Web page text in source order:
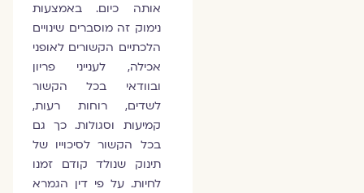
אותה כיום. באמצעות
נימוק זה מוסברים שינויים
הלכתיים הקשורים לאופני
אכילה, לענייני פריון
ובוודאי בכל הקשור
לשדים, רוחות רעות,
קמיעות וסגולות. כך גם
בכל הקשור לסיכוייו של
תינוק שנולד קודם זמנו
לחיות. על פי דין הגמרא